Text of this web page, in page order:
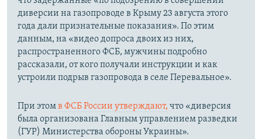
диверсии на газопроводе в Крыму 23 августа этого
года дали признательные показания». По этим
данным, на «видео допроса двоих из них,
распространенного ФСБ, мужчины подробно
рассказали, от кого получали инструкции и как
устроили подрыв газопровода в селе Перевальное».
При этомв ФСБ России утверждают, что «диверсия
была организована Главным управлением разведки
(ГУР) Министерства обороны Украины».